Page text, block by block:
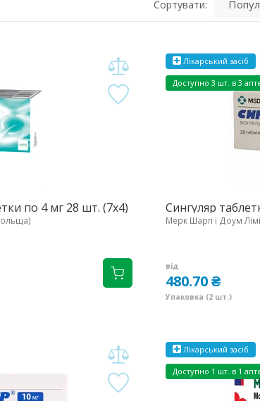
Сортувати:
по 4 мг 28 шт. (7х4)
Лікарський засіб
Доступно 3 шт. в 3
Сингуляр
Мерк Шарп і Доум
від
480.70 ₴
Упаковка (2 шт.)
Лікарський засіб
Доступно 1 шт. в 1